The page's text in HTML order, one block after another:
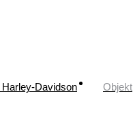
Harley-Davidson Objekt